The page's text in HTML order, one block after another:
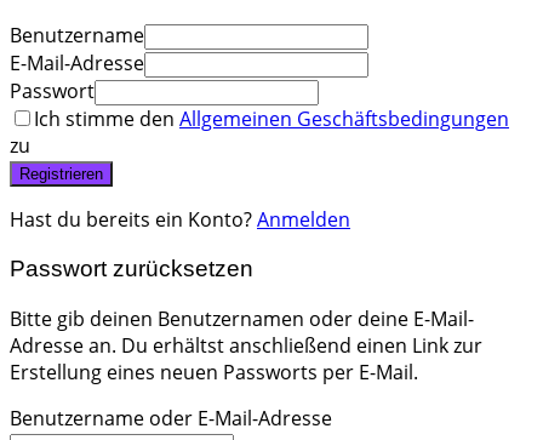
Benutzername
E-Mail-Adresse
Passwort
Ich stimme den Allgemeinen Geschäftsbedingungen
zu
Registrieren
Hast du bereits ein Konto?Anmelden
Passwort zurücksetzen
Bitte gib deinen Benutzernamen oder deine E-Mail-
Adresse an. Du erhältst anschließend einen Link zur
Erstellung eines neuen Passworts per E-Mail.
Benutzername oder E-Mail-Adresse